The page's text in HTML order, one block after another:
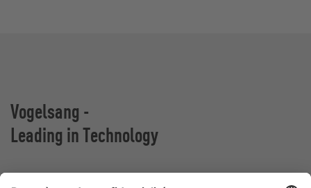
Vogelsang -
Leading in Technology